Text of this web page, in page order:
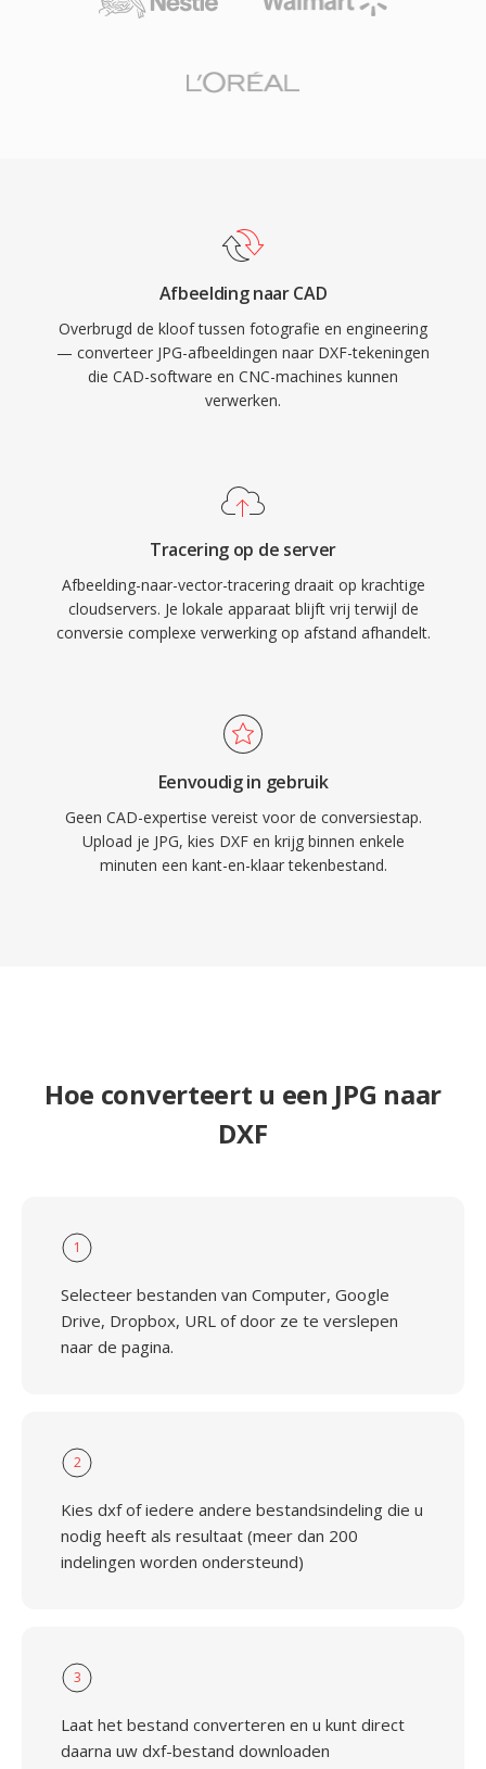
Afbeelding naar CAD
Overbrugd de kloof tussen fotografie en engineering
— converteer JPG-afbeeldingen naar DXF-tekeningen
die CAD-software en CNC-machines kunnen
verwerken.
Tracering op de server
Afbeelding-naar-vector-tracering draait op krachtige
cloudservers. Je lokale apparaat blijft vrij terwijl de
conversie complexe verwerking op afstand afhandelt.
Eenvoudig in gebruik
Geen CAD-expertise vereist voor de conversiestap.
Upload je JPG, kies DXF en krijg binnen enkele
minuten een kant-en-klaar tekenbestand.
Hoe converteert u een JPG naar
DXF
1
Selecteer bestanden van Computer, Google
Drive, Dropbox, URL of door ze te verslepen
naar de pagina.
2
Kies dxf of iedere andere bestandsindeling die u
nodig heeft als resultaat (meer dan 200
indelingen worden ondersteund)
3
Laat het bestand converteren en u kunt direct
daarna uw dxf-bestand downloaden